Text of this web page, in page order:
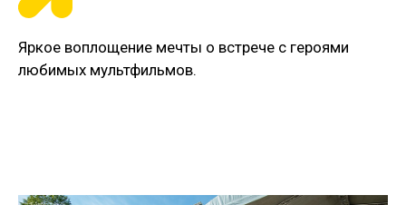
Яркое воплощение мечты о встрече с героями
любимых мультфильмов.